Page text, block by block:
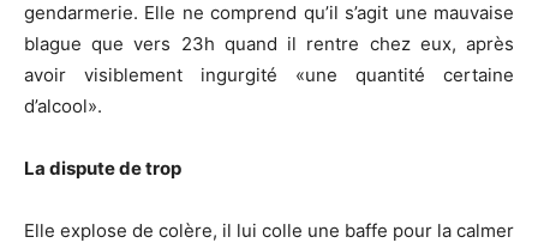
gendarmerie. Elle ne comprend qu’il s’agit une mauvaise
blague que vers 23h quand il rentre chez eux, après
avoir visiblement ingurgité «une quantité certaine
d’alcool».
La dispute de trop
Elle explose de colère, il lui colle une baffe pour la calmer